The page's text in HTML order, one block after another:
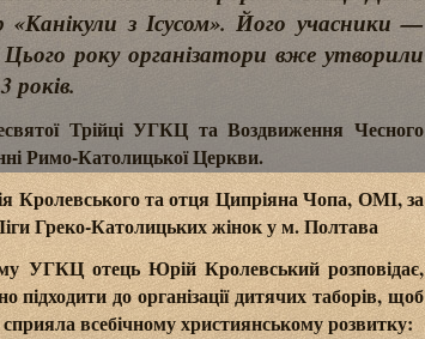
з Ісусом». Його учасники —
Цього року організатори вже утворили
років.
Трійці УГКЦ та Воздвиження Чесного
Римо-Католицької Церкви.
Кролевського та отця Ципріяна Чопа, ОМІ, за
Греко-Католицьких жінок у м. Полтава
УГКЦ отець Юрій Кролевський розповідає,
до організації дитячих таборів, щоб
сприяла всебічному християнському розвитку: